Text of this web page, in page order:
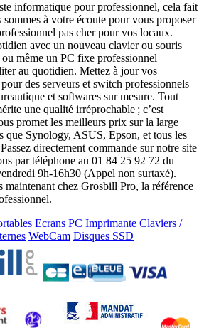
informatique pour professionnel, cela fait
à votre écoute pour vous proposer
pas cher pour vos locaux.
avec un nouveau clavier ou souris
même un PC fixe professionnel
au quotidien. Mettez à jour vos
des serveurs et switch professionnels
et softwares sur mesure. Tout
une qualité irréprochable ; c’est
promet les meilleurs prix sur la large
que Synology, ASUS, Epson, et tous les
directement commande sur notre site
par téléphone au 01 84 25 92 72 du
9h-16h30 (Appel non surtaxé).
maintenant chez Grosbill Pro, la référence
Ecrans PC Imprimante Claviers /
WebCam Disques SSD